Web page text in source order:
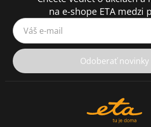
na e-shope ETA medzi
Váš e-mail
Odoberať novinky